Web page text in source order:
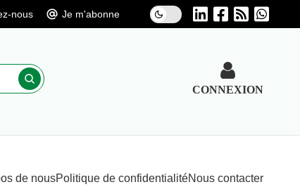
nous Je m'abonne
CONNEXION
de nousPolitique de confidentialitéNous contacter